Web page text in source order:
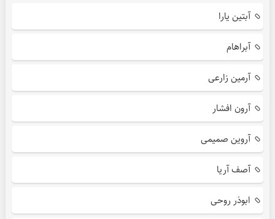
آبتین یارا
آبراهام
آرمین زارعی
آرون افشار
آروین صمیمی
آصف آریا
ابوذر روحی